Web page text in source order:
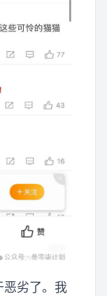
恶劣了。我